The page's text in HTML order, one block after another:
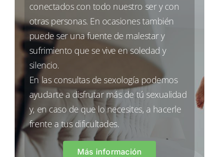
conectados con todo nuestro ser y con
otras personas. En ocasiones también
puede ser una fuente de malestar y
sufrimiento que se vive en soledad y
silencio.
En las consultas de sexología podemos
ayudarte a disfrutar más de tú sexualidad
y, en caso de que lo necesites, a hacerle
frente a tus dificultades.
Más información